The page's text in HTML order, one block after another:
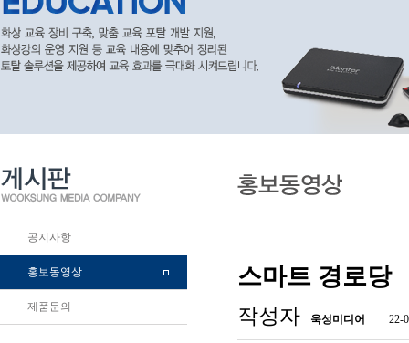
공지사항
홍보동영상
제품문의
스마트 경로당
작성자 욱성미디어 22-